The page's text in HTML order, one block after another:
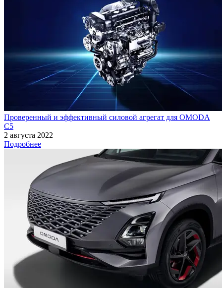
Проверенный и эффективный силовой агрегат для OMODA
C5
2 августа 2022
Подробнее